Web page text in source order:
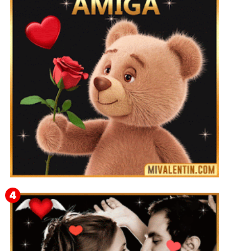
Feliz San Valentín Eudocia